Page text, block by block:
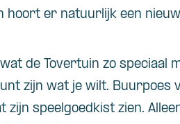
hoort er natuurlijk een
de Tovertuin zo speciaal
zijn wat je wilt.
speelgoedkist zien.